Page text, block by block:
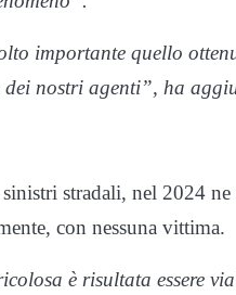
importante quello
nostri agenti”, ha
stradali, nel 2024
con nessuna vittima.
è risultata essere